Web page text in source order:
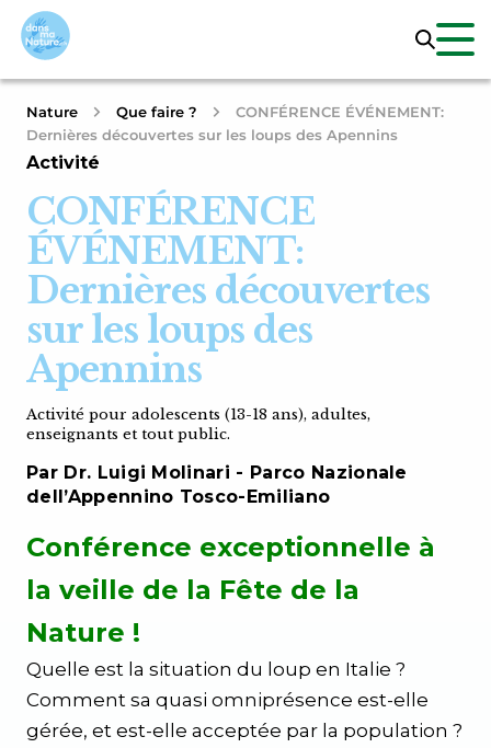
Nature Que faire ?
CONFÉRENCE ÉVÉNEMENT:
Dernières découvertes sur les loups des Apennins
Activité
CONFÉRENCE
ÉVÉNEMENT:
Dernières découvertes
sur les loups des
Apennins
Activité pour adolescents (13-18 ans), adultes,
enseignants et tout public.
Par Dr. Luigi Molinari - Parco Nazionale
dell’Appennino Tosco-Emiliano
Conférence exceptionnelle à
la veille de la Fête de la
Nature !
Quelle est la situation du loup en Italie ?
Comment sa quasi omniprésence est-elle
gérée, et est-elle acceptée par la population ?